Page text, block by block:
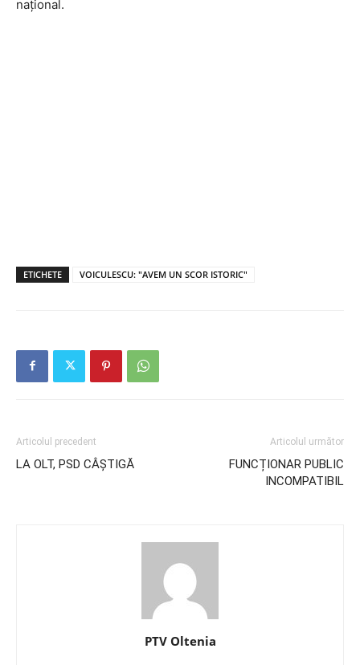
național.
ETICHETE VOICULESCU: "AVEM UN SCOR ISTORIC"
Articolul precedent
LA OLT, PSD CÂȘTIGĂ
Articolul următor
FUNCȚIONAR PUBLIC
INCOMPATIBIL
PTV Oltenia